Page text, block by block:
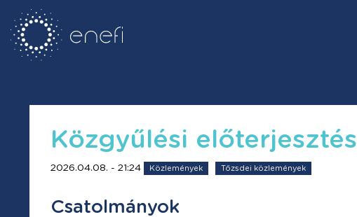
Közgyűlési
2026.04.08. - 21:24 Közlemények Tőzsdei közlemények
Csatolmányok